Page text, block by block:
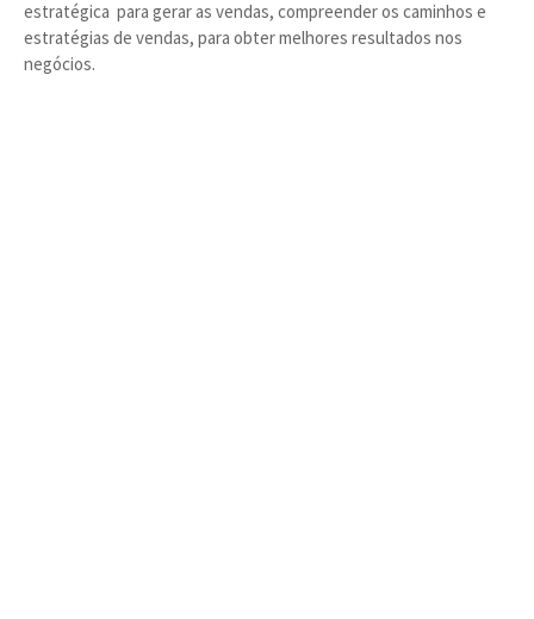
estratégica para gerar as vendas, compreender os caminhos e
estratégias de vendas, para obter melhores resultados nos
negócios.